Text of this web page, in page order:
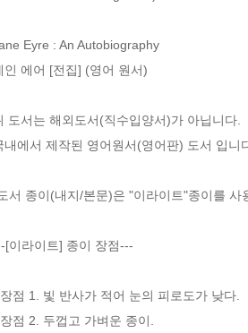
Eyre : An Autobiography
인 에어 [전집] (영어 원서)
도서는 해외도서(직수입양서)가 아닙니다.
내에서 제작된 영어원서(영어판) 도서 입니
서 종이(내지/본문)은 "이라이트"종이를 사
[이라이트] 종이 장점---
점 1. 빛 반사가 적어 눈의 피로도가 낮다.
점 2. 두껍고 가벼운 종이.